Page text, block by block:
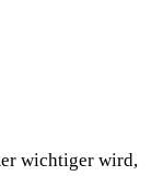
wichtiger wird,